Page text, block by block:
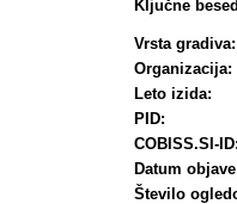
so imele
31). Vrednosti
aktivacijo
izrazitejšo
celičnih
Ključne
Vrsta gradiva:
Organizacija:
Leto izida:
PID:
COBISS.SI-ID:
Datum
Število